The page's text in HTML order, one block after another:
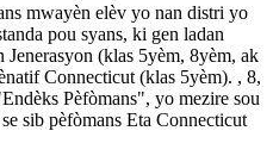
mwayèn elèv yo nan distri yo
pou syans, ki gen ladan
(klas 5yèm, 8yèm, ak
Connecticut (klas 5yèm). , 8,
Pèfòmans", yo mezire sou
sib pèfòmans Eta Connecticut